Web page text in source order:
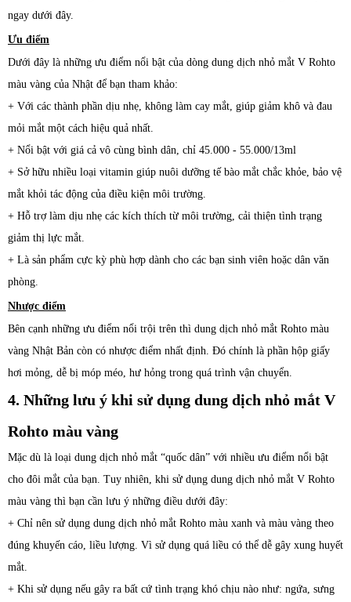
ngay dưới đây.
Ưu điểm
Dưới đây là những ưu điểm nổi bật của dòng dung dịch nhỏ mắt V Rohto
màu vàng của Nhật để bạn tham khảo:
+ Với các thành phần dịu nhẹ, không làm cay mắt, giúp giảm khô và đau
mỏi mắt một cách hiệu quả nhất.
+ Nổi bật với giá cả vô cùng bình dân, chỉ 45.000 - 55.000/13ml
+ Sở hữu nhiều loại vitamin giúp nuôi dưỡng tế bào mắt chắc khỏe, bảo vệ
mắt khỏi tác động của điều kiện môi trường.
+ Hỗ trợ làm dịu nhẹ các kích thích từ môi trường, cải thiện tình trạng
giảm thị lực mắt.
+ Là sản phẩm cực kỳ phù hợp dành cho các bạn sinh viên hoặc dân văn
phòng.
Nhược điểm
Bên cạnh những ưu điểm nổi trội trên thì dung dịch nhỏ mắt Rohto màu
vàng Nhật Bản còn có nhược điểm nhất định. Đó chính là phần hộp giấy
hơi mỏng, dễ bị móp méo, hư hỏng trong quá trình vận chuyển.
4. Những lưu ý khi sử dụng dung dịch nhỏ mắt V
Rohto màu vàng
Mặc dù là loại dung dịch nhỏ mắt “quốc dân” với nhiều ưu điểm nổi bật
cho đôi mắt của bạn. Tuy nhiên, khi sử dụng dung dịch nhỏ mắt V Rohto
màu vàng thì bạn cần lưu ý những điều dưới đây:
+ Chỉ nên sử dụng dung dịch nhỏ mắt Rohto màu xanh và màu vàng theo
đúng khuyến cáo, liều lượng. Vì sử dụng quá liều có thể dễ gây xung huyết
mắt.
+ Khi sử dụng nếu gây ra bất cứ tình trạng khó chịu nào như: ngứa, sưng